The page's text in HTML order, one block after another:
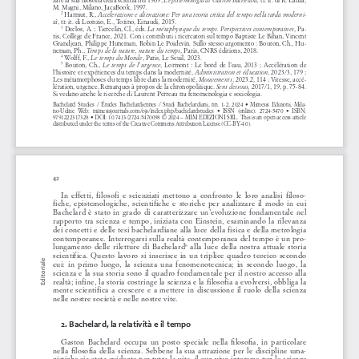
M. Magni, Milano, JacaBook, 1997.
2 Harmut, R., Accelerazione e alienazione: Per una teoria critica del tempo nella tarda moderni-
tà , tr. it. di Leonzio, E., Torino, Einaudi, 2015.
3 Declos, A. ; Tiercelin, Cl., éds. La métaphysique du temps. Perspectives contemporaines, Pa
ris, Collège de France, 2021. Con i contributi i ricercatori sul tempo Baptiste Le Bihan, Vincent
Grandjean, Philippe Huneman, Robin Le Poidevin. Sullo stesso argomento : Bouton, Ch., Hu
neman, Ph., Temps de la nature, nature du temps , Paris, CNRS éditions, 2018.
4 Wolff, F., Le temps du Monde, Paris, Le Seuil, 2023.
5 Bouton,  Ch., Le  temps  de  l’urgence,  Lormont  :  Le  bord  de  l’eau,  2013  ;  Accélération  de
l’histoire et expériences du temps dans la modernité, Administration et éducation , 2023/3, 179 ;
Les métamorphoses du temps libre dans la modernité, Mouvements, 2023.2, 114 ; Vitesse, accé-
lération, urgence. Remarques à propos de la chronopolitique. Sens dessous, 2017/1, 19, p. 75-84.
Si vedano anche le ricerche di Laurent Perreau tra fenomenologia e sociologia.
Bachelard  Studies  /  Études  Bachelardiennes  /  Studi  Bachelardiani,  nn.  1-2,  2024  •  Mimesis  Edizioni,  Mila-
no-Udine  Web:  mimesisjournals.com/ojs/index.php/bachelardstudies  •  ISSN  (online):  2724-5470  •  ISBN:
9791222317328 • DOI: 10.7413/2724-5470098 © 2024 – MIM EDIZIONI SRL. This is an open access article
distributed under the terms of the Creative Commons Attribution License (CC-BY-4.0).
Editoriale
42
In  effetti,  filosofi  e  scienziati  mettono  a  confronto  le  loro  analisi  filoso
fiche,  epistemologiche,  scientifiche  e  storiche  per  analizzare  il  modo  in  cui
Bachelard  è  stato  in  grado  di  caratterizzare  un’evoluzione  fondamentale  nel
rapporto tra scienza e tempo, iniziata con Einstein, esaminando la rilevanza
dei concetti e delle tesi bachelardiane alla luce della fisica e della metrologia
contemporanee. Interrogarsi sulla realtà contemporanea del tempo è un pro
lungamento  delle  riletture  di  Bachelard6
  alla  luce  della  nostra  attuale  storia
scientifica.  Questo  lavoro  si  inserisce  in  un  triplice  quadro  teorico  secondo
cui:  in  primo  luogo,  la  scienza  una  fenomenotecnica;  in  secondo  luogo,  la
scienza e la sua storia sono il quadro fondamentale per il nostro accesso alla
realtà; infine, la storia costringe la scienza e la filosofia a evolversi, obbliga la
mente  scientifica  a  crescere  e  a  mettere  in  discussione  il  ruolo  della  scienza
nelle nostre società e nelle nostre vite.
2. Bachelard, la relatività e il tempo
Gaston  Bachelard  occupa  un  posto  speciale  nella  filosofia,  in  particolare
nella  filosofia  della  scienza.  Sebbene  la  sua  attrazione  per  le  discipline  uma